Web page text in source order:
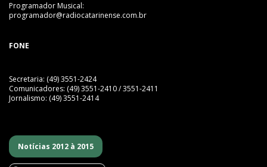
Programador Musical:
programador@radiocatarinense.com.br
FONE
Secretaria: (49) 3551-2424
Comunicadores: (49) 3551-2410 / 3551-2411
Jornalismo: (49) 3551-2414
Notícias 2012 à 2015